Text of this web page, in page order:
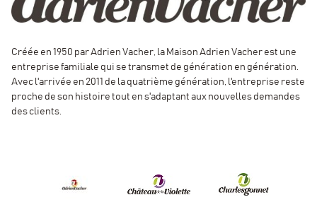
Créée en 1950 par Adrien Vacher, la Maison Adrien Vacher est une
entreprise familiale qui se transmet de génération en génération.
Avec l'arrivée en 2011 de la quatrième génération, l'entreprise reste
proche de son histoire tout en s'adaptant aux nouvelles demandes
des clients.